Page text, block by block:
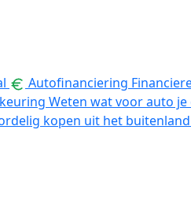
Autofinanciering
Weten wat voor auto
kopen uit het buitenland